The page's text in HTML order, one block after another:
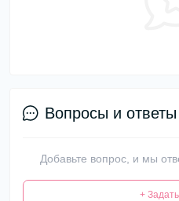
Вопросы и ответы
Добавьте вопрос, и мы
+